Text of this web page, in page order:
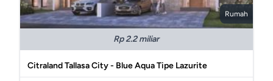
Rumah
Rp 2.2 miliar
Citraland Tallasa City - Blue Aqua Tipe Lazurite